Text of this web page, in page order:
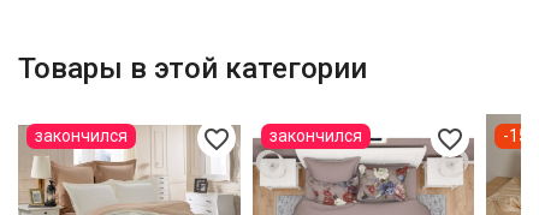
Товары в этой категории
favorite_border
закончился favorite_border
закончился -